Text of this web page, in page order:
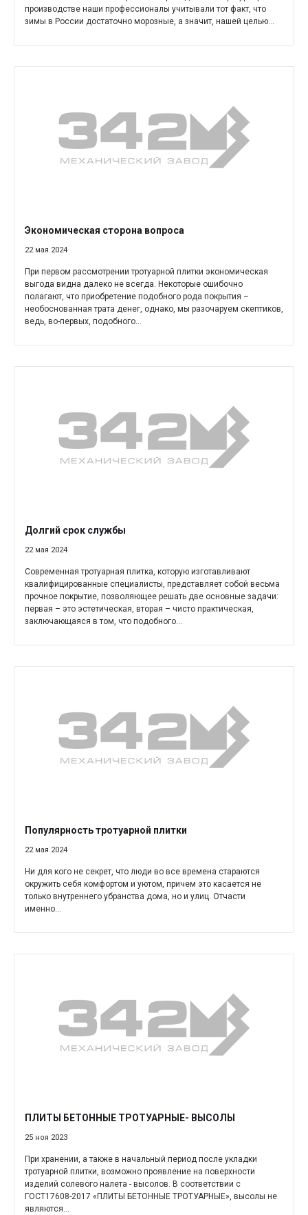
производстве наши профессионалы учитывали тот факт, что
зимы в России достаточно морозные, а значит, нашей целью...
Экономическая сторона вопроса
22 мая 2024
При первом рассмотрении тротуарной плитки экономическая
выгода видна далеко не всегда. Некоторые ошибочно
полагают, что приобретение подобного рода покрытия –
необоснованная трата денег, однако, мы разочаруем скептиков,
ведь, во-первых, подобного...
Долгий срок службы
22 мая 2024
Современная тротуарная плитка, которую изготавливают
квалифицированные специалисты, представляет собой весьма
прочное покрытие, позволяющее решать две основные задачи:
первая – это эстетическая, вторая – чисто практическая,
заключающаяся в том, что подобного...
Популярность тротуарной плитки
22 мая 2024
Ни для кого не секрет, что люди во все времена стараются
окружить себя комфортом и уютом, причем это касается не
только внутреннего убранства дома, но и улиц. Отчасти
именно...
ПЛИТЫ БЕТОННЫЕ ТРОТУАРНЫЕ- ВЫСОЛЫ
25 ноя 2023
При хранении, а также в начальный период после укладки
тротуарной плитки, возможно проявление на поверхности
изделий солевого налета - высолов. В соответствии с
ГОСТ17608-2017 «ПЛИТЫ БЕТОННЫЕ ТРОТУАРНЫЕ», высолы не
являются...